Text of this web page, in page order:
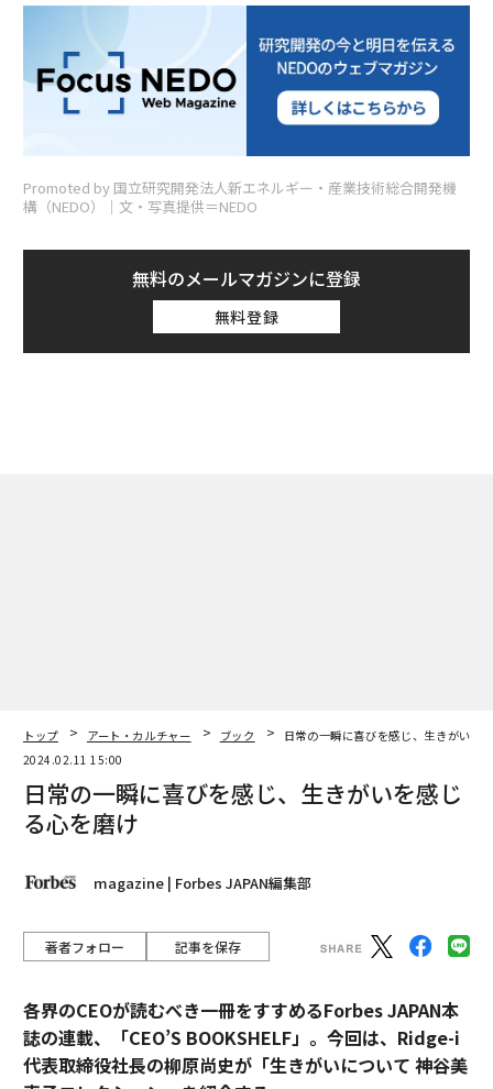
Promoted by 国立研究開発法人新エネルギー・産業技術総合開発機
構（NEDO）│文・写真提供＝NEDO
無料のメールマガジンに登録
無料登録
トップ アート・カルチャー ブック
日常の一瞬に喜びを感じ、生きがいを
2024.02.11 15:00
日常の一瞬に喜びを感じ、生きがいを感じ
る心を磨け
magazine | Forbes JAPAN編集部
著者フォロー 記事を保存
各界のCEOが読むべき一冊をすすめるForbes JAPAN本
誌の連載、「CEO’S BOOKSHELF」。今回は、Ridge-i
代表取締役社長の柳原尚史が「生きがいについて 神谷美